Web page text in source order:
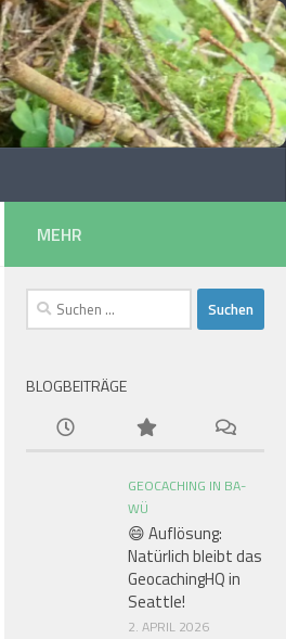
MEHR
Suchen
nach:
BLOGBEITRÄGE
GEOCACHING IN BA-
WÜ
😄 Auflösung:
Natürlich bleibt das
GeocachingHQ in
Seattle!
2. APRIL 2026